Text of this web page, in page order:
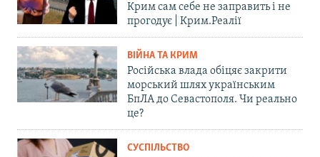
Крим сам себе не заправить і не
прогодує | Крим.Реалії
ВІЙНА ТА КРИМ
Російська влада обіцяє закрити
морський шлях українським
БпЛА до Севастополя. Чи реально
це?
СУСПІЛЬСТВО